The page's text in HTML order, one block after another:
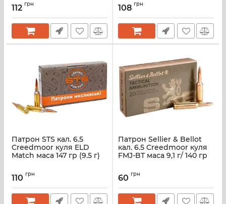
112 грн 108 грн
Патрон STS кал. 6.5
Creedmoor куля ELD
Match маса 147 гр (9.5 г)
110 грн
Патрон Sellier & Bellot
кал. 6.5 Creedmoor куля
FMJ-BT маса 9,1 г/ 140 гр
60 грн